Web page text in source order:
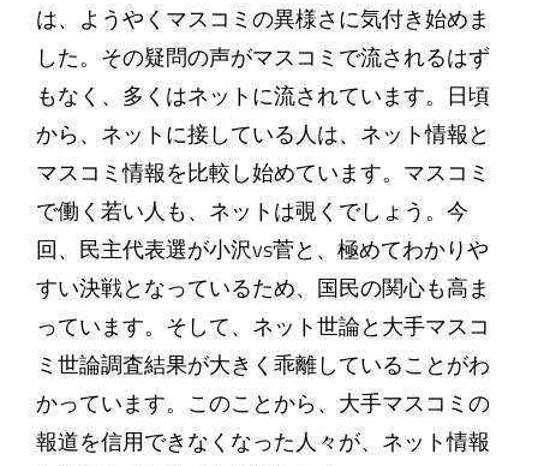
は、ようやくマスコミの異様さに気付き始めま
した。その疑問の声がマスコミで流されるはず
もなく、多くはネットに流されています。日頃
から、ネットに接している人は、ネット情報と
マスコミ情報を比較し始めています。マスコミ
で働く若い人も、ネットは覗くでしょう。今
回、民主代表選が小沢vs菅と、極めてわかりや
すい決戦となっているため、国民の関心も高ま
っています。そして、ネット世論と大手マスコ
ミ世論調査結果が大きく乖離していることがわ
かっています。このことから、大手マスコミの
報道を信用できなくなった人々が、ネット情報